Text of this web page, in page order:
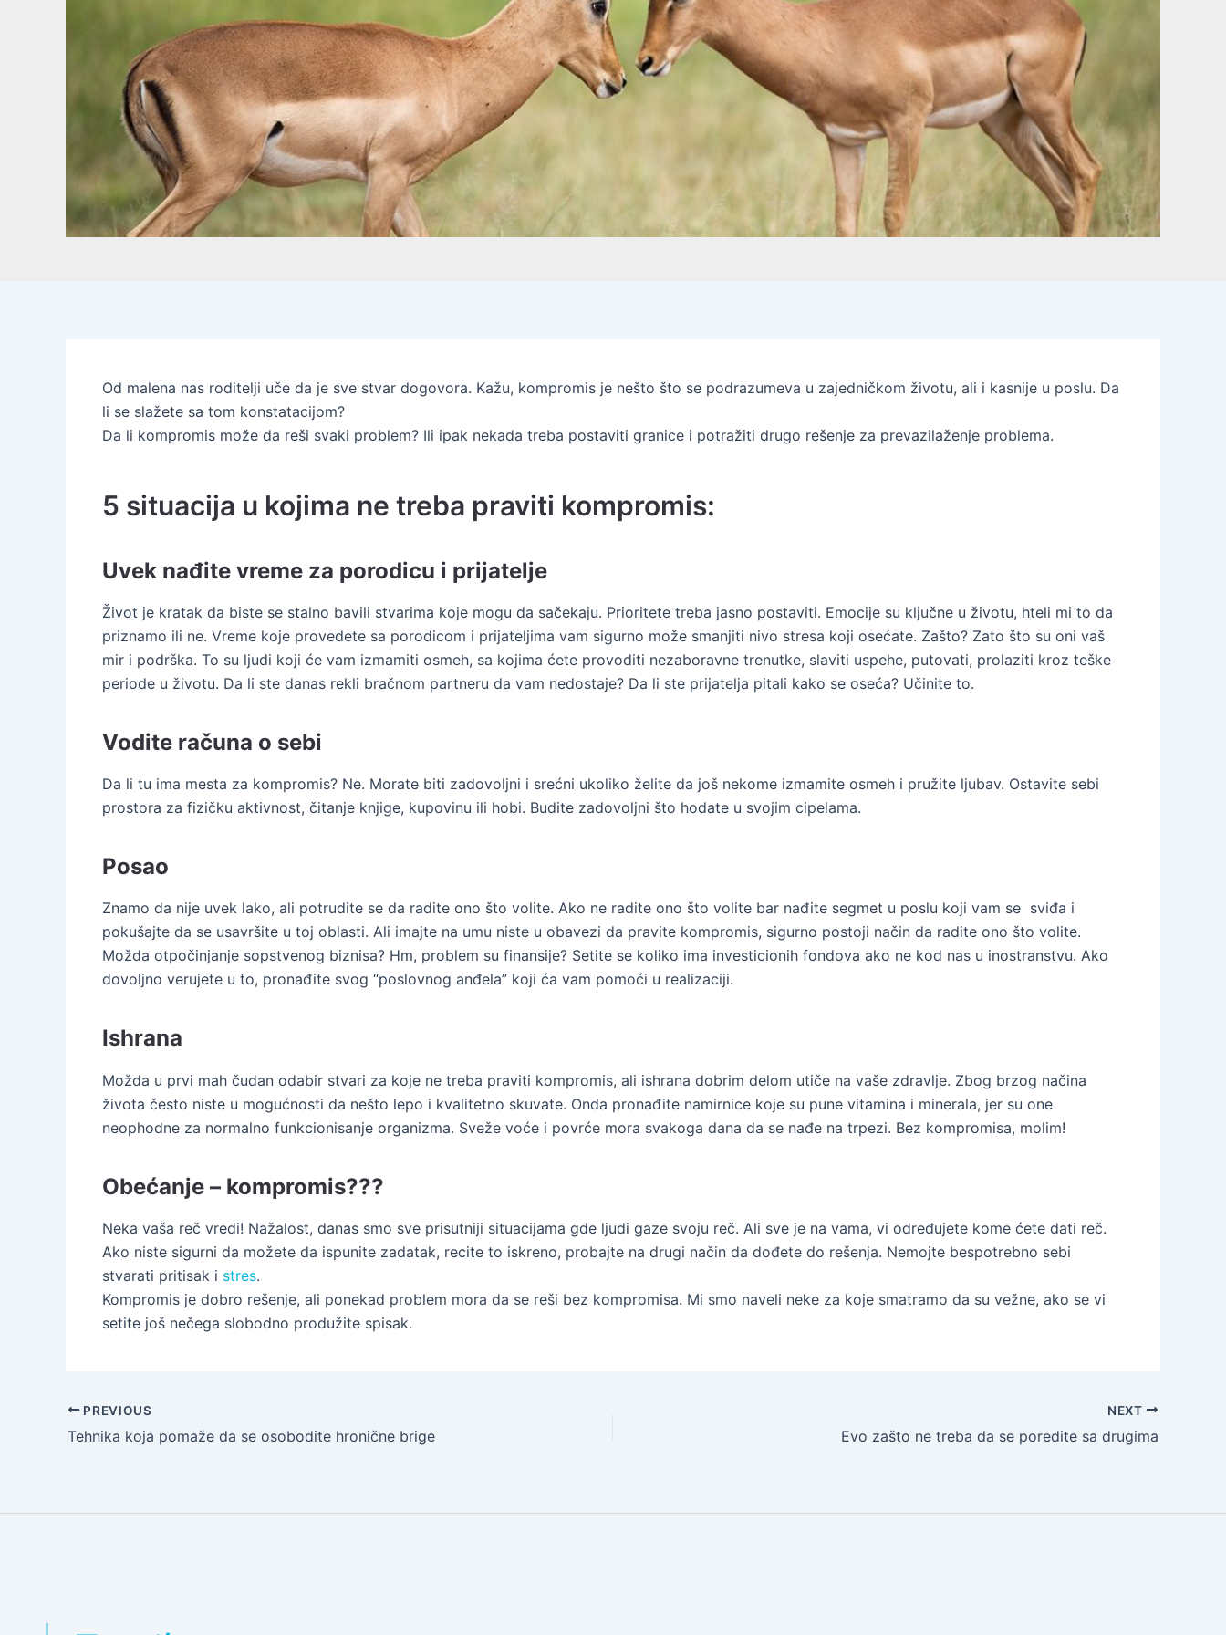
Od malena nas roditelji uče da je sve stvar dogovora. Kažu, kompromis je nešto što se podrazumeva u zajedničkom životu, ali i kasnije u poslu. Da
li se slažete sa tom konstatacijom?
Da li kompromis može da reši svaki problem? Ili ipak nekada treba postaviti granice i potražiti drugo rešenje za prevazilaženje problema.
5 situacija u kojima ne treba praviti kompromis:
Uvek nađite vreme za porodicu i prijatelje
Život je kratak da biste se stalno bavili stvarima koje mogu da sačekaju. Prioritete treba jasno postaviti. Emocije su ključne u životu, hteli mi to da
priznamo ili ne. Vreme koje provedete sa porodicom i prijateljima vam sigurno može smanjiti nivo stresa koji osećate. Zašto? Zato što su oni vaš
mir i podrška. To su ljudi koji će vam izmamiti osmeh, sa kojima ćete provoditi nezaboravne trenutke, slaviti uspehe, putovati, prolaziti kroz teške
periode u životu. Da li ste danas rekli bračnom partneru da vam nedostaje? Da li ste prijatelja pitali kako se oseća? Učinite to.
Vodite računa o sebi
Da li tu ima mesta za kompromis? Ne. Morate biti zadovoljni i srećni ukoliko želite da još nekome izmamite osmeh i pružite ljubav. Ostavite sebi
prostora za fizičku aktivnost, čitanje knjige, kupovinu ili hobi. Budite zadovoljni što hodate u svojim cipelama.
Posao
Znamo da nije uvek lako, ali potrudite se da radite ono što volite. Ako ne radite ono što volite bar nađite segmet u poslu koji vam se sviđa i
pokušajte da se usavršite u toj oblasti. Ali imajte na umu niste u obavezi da pravite kompromis, sigurno postoji način da radite ono što volite.
Možda otpočinjanje sopstvenog biznisa? Hm, problem su finansije? Setite se koliko ima investicionih fondova ako ne kod nas u inostranstvu. Ako
dovoljno verujete u to, pronađite svog “poslovnog anđela” koji ća vam pomoći u realizaciji.
Ishrana
Možda u prvi mah čudan odabir stvari za koje ne treba praviti kompromis, ali ishrana dobrim delom utiče na vaše zdravlje. Zbog brzog načina
života često niste u mogućnosti da nešto lepo i kvalitetno skuvate. Onda pronađite namirnice koje su pune vitamina i minerala, jer su one
neophodne za normalno funkcionisanje organizma. Sveže voće i povrće mora svakoga dana da se nađe na trpezi. Bez kompromisa, molim!
Obećanje – kompromis???
Neka vaša reč vredi! Nažalost, danas smo sve prisutniji situacijama gde ljudi gaze svoju reč. Ali sve je na vama, vi određujete kome ćete dati reč.
Ako niste sigurni da možete da ispunite zadatak, recite to iskreno, probajte na drugi način da dođete do rešenja. Nemojte bespotrebno sebi
stvarati pritisak i stres.
Kompromis je dobro rešenje, ali ponekad problem mora da se reši bez kompromisa. Mi smo naveli neke za koje smatramo da su vežne, ako se vi
setite još nečega slobodno produžite spisak.
PREVIOUS
Tehnika koja pomaže da se osobodite hronične brige
NEXT
Evo zašto ne treba da se poredite sa drugima